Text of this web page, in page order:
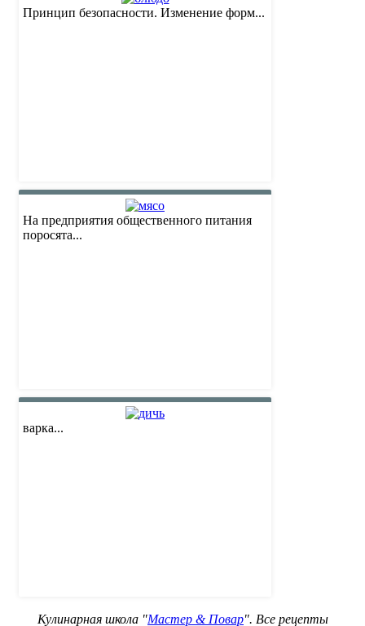
Принцип безопасности. Изменение форм...
На предприятия общественного питания
поросята...
варка...
Кулинарная школа "Мастер & Повар". Все рецепты